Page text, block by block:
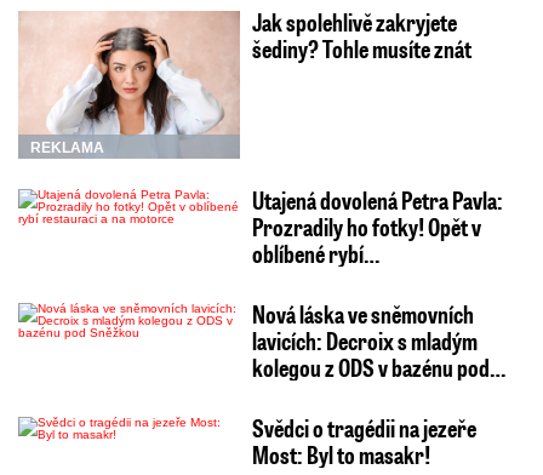
REKLAMA
Jak spolehlivě zakryjete
šediny? Tohle musíte znát
Utajená dovolená Petra Pavla:
Prozradily ho fotky! Opět v
oblíbené rybí…
Nová láska ve sněmovních
lavicích: Decroix s mladým
kolegou z ODS v bazénu pod…
Svědci o tragédii na jezeře
Most: Byl to masakr!